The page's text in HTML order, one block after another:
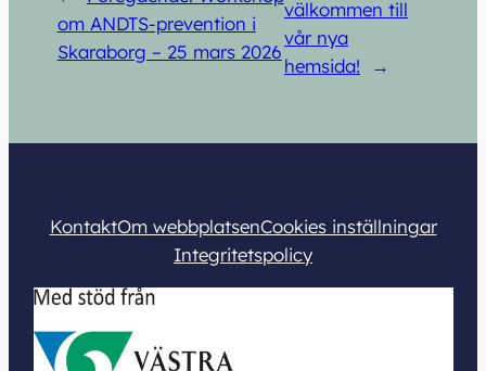
om ANDTS-prevention i
Skaraborg – 25 mars 2026
välkommen till
vår nya
hemsida!
→
KontaktOm webbplatsenCookies inställningar
Integritetspolicy